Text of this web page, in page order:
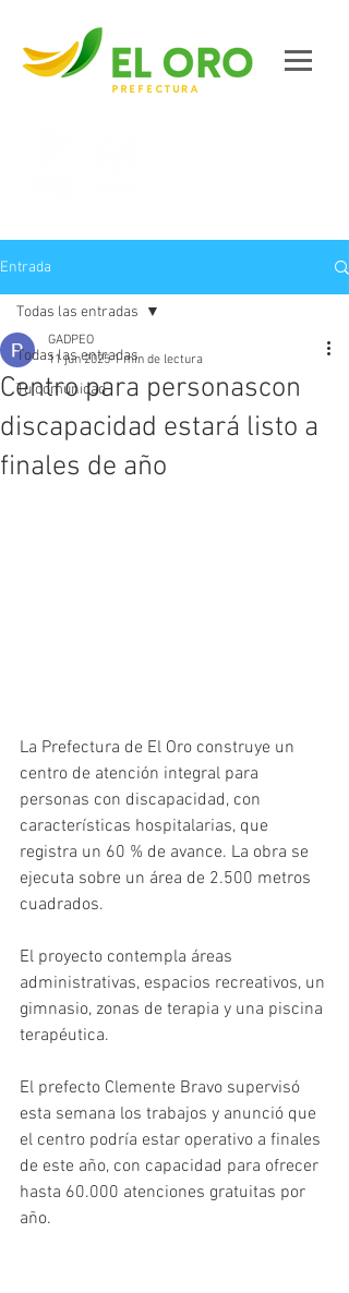
Entrada
Todas las entradas
Tu comunidad
Todas las entradas
Centro para personascon
discapacidad estará listo a
finales de año
GADPEO
11 jun 2025 1 min de lectura
La Prefectura de El Oro construye un
centro de atención integral para
personas con discapacidad, con
características hospitalarias, que
registra un 60 % de avance. La obra se
ejecuta sobre un área de 2.500 metros
cuadrados.
El proyecto contempla áreas
administrativas, espacios recreativos, un
gimnasio, zonas de terapia y una piscina
terapéutica.
El prefecto Clemente Bravo supervisó
esta semana los trabajos y anunció que
el centro podría estar operativo a finales
de este año, con capacidad para ofrecer
hasta 60.000 atenciones gratuitas por
año.